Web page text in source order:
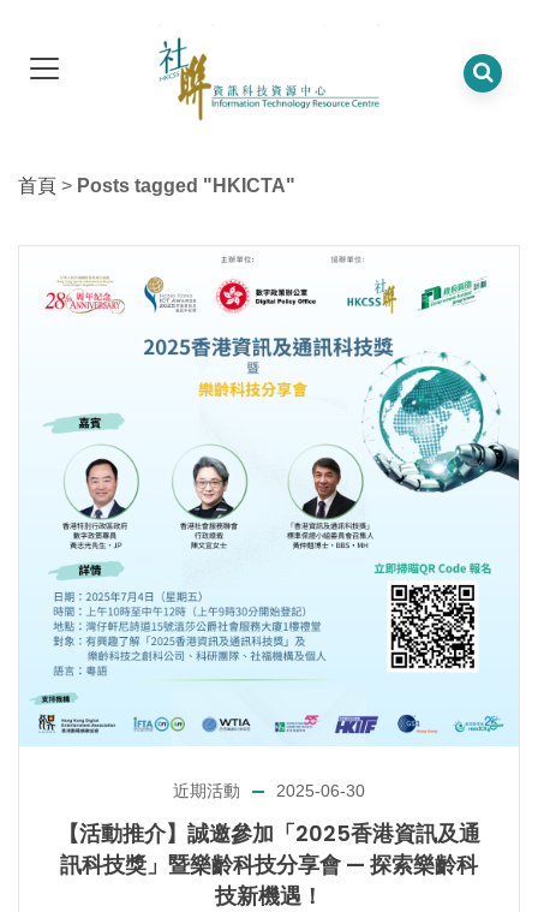
首頁 > Posts tagged "HKICTA"
近期活動 2025-06-30
【活動推介】誠邀參加「2025香港資訊及通
訊科技獎」暨樂齡科技分享會 — 探索樂齡科
技新機遇！